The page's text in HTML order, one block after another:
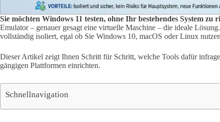
Sie möchten Windows 11 testen, ohne Ihr bestehendes System zu
Emulator – genauer gesagt eine virtuelle Maschine – die ideale
vollständig isoliert, egal ob Sie Windows 10, macOS oder Linux
Dieser Artikel zeigt Ihnen Schritt für Schritt, welche Tools dafür
gängigen Plattformen einrichten.
Schnellnavigation